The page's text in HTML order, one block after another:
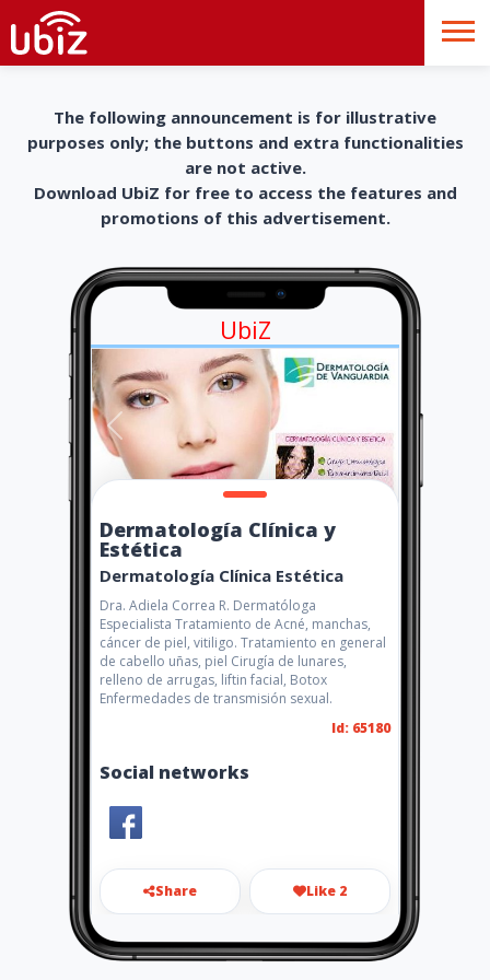
The following announcement is for illustrative
purposes only; the buttons and extra functionalities
are not active.
Download UbiZ for free to access the features and
promotions of this advertisement.
UbiZ
Dermatología Clínica y
Estética
Dermatología Clínica Estética
Dra. Adiela Correa R. Dermatóloga
Especialista Tratamiento de Acné, manchas,
cáncer de piel, vitiligo. Tratamiento en general
de cabello uñas, piel Cirugía de lunares,
relleno de arrugas, liftin facial, Botox
Enfermedades de transmisión sexual.
Id: 65180
Social networks
Share Like 2
adiayr2@yahoo.com